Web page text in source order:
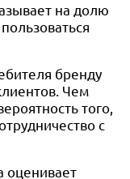
на долю
бренду
Чем
того,
с
оценивает